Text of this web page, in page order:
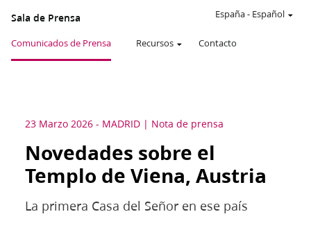
Sala de Prensa
Comunicados de Prensa Recursos Contacto
España- Español
23 Marzo 2026 - MADRID Nota de prensa
Novedades sobre el
Templo de Viena, Austria
La primera Casa del Señor en ese país